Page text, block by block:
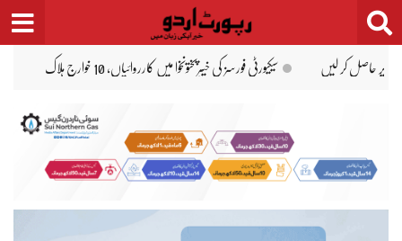
Skip
to
کسی وزیر کے بیان سے حکومتیں نہیں جاتیں: حذیفہ رحمٰن ہڑپہ: 12 سالہ بچے سے 3 افراد کی زیادتی